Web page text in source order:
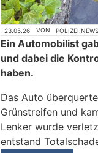
23.05.26 VON
Ein Automobilist
und dabei die
haben.
Das Auto
Grünstreifen und
Lenker wurde
entstand